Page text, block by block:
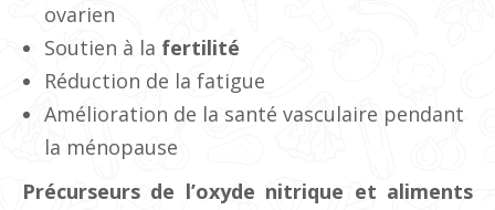
ovarien
Soutien à la fertilité
Réduction de la fatigue
Amélioration de la santé vasculaire pendant
la ménopause
Précurseurs de l’oxyde nitrique et aliments